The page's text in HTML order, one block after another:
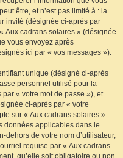
être, et n’est pas limité à : la
invité (désignée ci-après par
Aux cadrans solaires » (désignée
vous envoyez après
ici par « vos messages »).
unique (désigné ci-après
personnel utilisé pour la
« votre mot de passe »), et
ci-après par « votre
sur « Aux cadrans solaires »
données applicables dans le
dehors de votre nom d’utilisateur,
requise par « Aux cadrans